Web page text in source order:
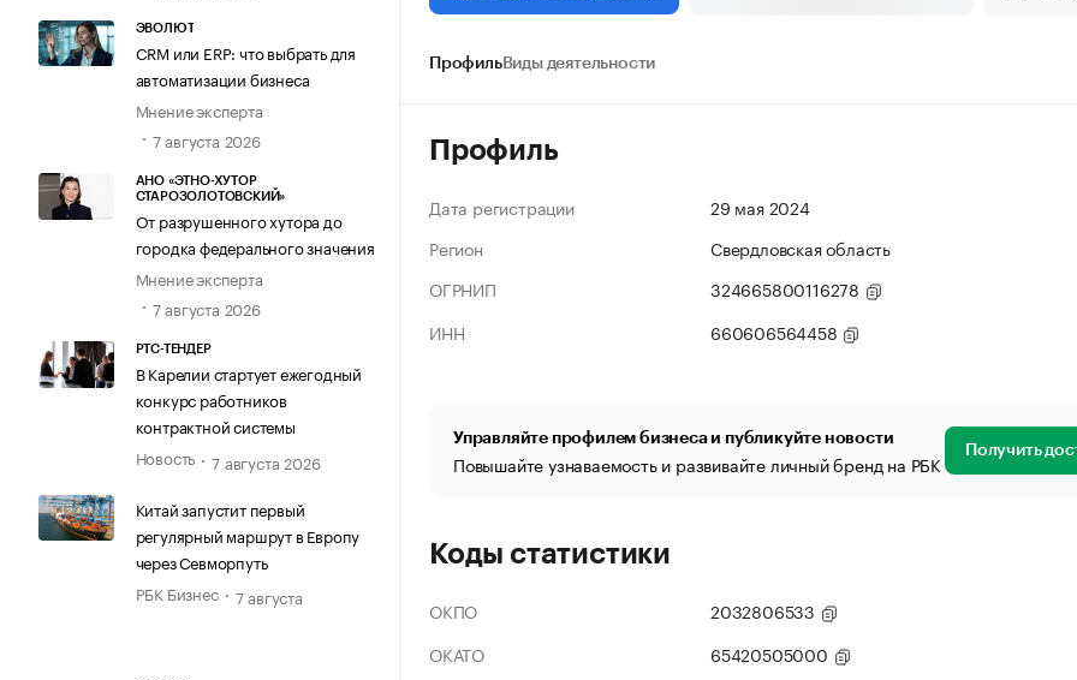
ЭВОЛЮТ
CRM или ERP: что выбрать для
автоматизации бизнеса
Мнение эксперта
7 августа 2026
АНО «ЭТНО-ХУТОР
СТАРОЗОЛОТОВСКИЙ»
От разрушенного хутора до
городка федерального значения
Мнение эксперта
7 августа 2026
РТС-ТЕНДЕР
В Карелии стартует ежегодный
конкурс работников
контрактной системы
Новость
7 августа 2026
Китай запустит первый
регулярный маршрут в Европу
через Севморпуть
РБК Бизнес
7 августа
ПрофильВиды деятельности
Профиль
Дата регистрации
29 мая 2024
Регион
Свердловская область
ОГРНИП
324665800116278
ИНН
660606564458
Управляйте профилем бизнеса и публикуйте новости
Повышайте узнаваемость и развивайте личный бренд на РБК Получить
Коды статистики
ОКПО
2032806533
ОКАТО
65420505000